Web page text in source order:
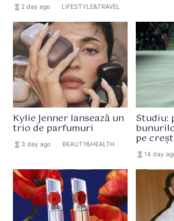
hourglass_full 2 day ago LIFESTYLE&TRAVEL
Kylie Jenner lansează un
trio de parfumuri
hourglass_full 3 day ago BEAUTY&HEALTH
Studiu:
pe
hourglass_full 14 day